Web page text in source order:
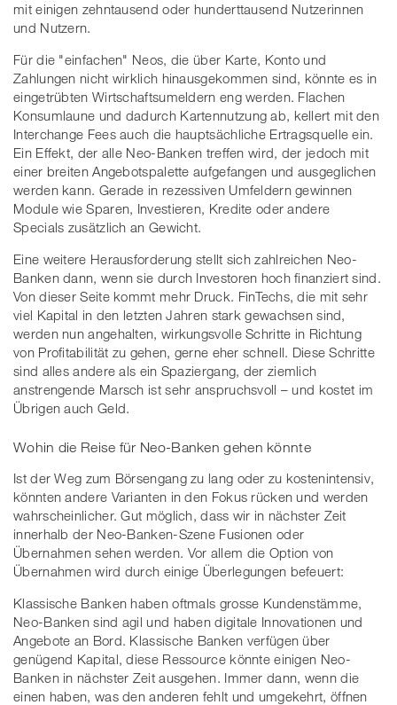
mit einigen zehntausend oder hunderttausend Nutzerinnen
und Nutzern.
Für die "einfachen" Neos, die über Karte, Konto und
Zahlungen nicht wirklich hinausgekommen sind, könnte es in
eingetrübten Wirtschaftsumeldern eng werden. Flachen
Konsumlaune und dadurch Kartennutzung ab, kellert mit den
Interchange Fees auch die hauptsächliche Ertragsquelle ein.
Ein Effekt, der alle Neo-Banken treffen wird, der jedoch mit
einer breiten Angebotspalette aufgefangen und ausgeglichen
werden kann. Gerade in rezessiven Umfeldern gewinnen
Module wie Sparen, Investieren, Kredite oder andere
Specials zusätzlich an Gewicht.
Eine weitere Herausforderung stellt sich zahlreichen Neo-
Banken dann, wenn sie durch Investoren hoch finanziert sind.
Von dieser Seite kommt mehr Druck. FinTechs, die mit sehr
viel Kapital in den letzten Jahren stark gewachsen sind,
werden nun angehalten, wirkungsvolle Schritte in Richtung
von Profitabilität zu gehen, gerne eher schnell. Diese Schritte
sind alles andere als ein Spaziergang, der ziemlich
anstrengende Marsch ist sehr anspruchsvoll – und kostet im
Übrigen auch Geld.
Wohin die Reise für Neo-Banken gehen könnte
Ist der Weg zum Börsengang zu lang oder zu kostenintensiv,
könnten andere Varianten in den Fokus rücken und werden
wahrscheinlicher. Gut möglich, dass wir in nächster Zeit
innerhalb der Neo-Banken-Szene Fusionen oder
Übernahmen sehen werden. Vor allem die Option von
Übernahmen wird durch einige Überlegungen befeuert:
Klassische Banken haben oftmals grosse Kundenstämme,
Neo-Banken sind agil und haben digitale Innovationen und
Angebote an Bord. Klassische Banken verfügen über
genügend Kapital, diese Ressource könnte einigen Neo-
Banken in nächster Zeit ausgehen. Immer dann, wenn die
einen haben, was den anderen fehlt und umgekehrt, öffnen